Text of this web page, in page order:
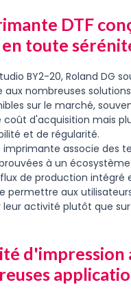
DTF
toute
BY2-20, Roland DG
aux nombreuses
sur le marché,
coût d'acquisition mais
et de régularité.
associe des
à un
de production intégré
permettre aux
activité plutôt que
d'impression